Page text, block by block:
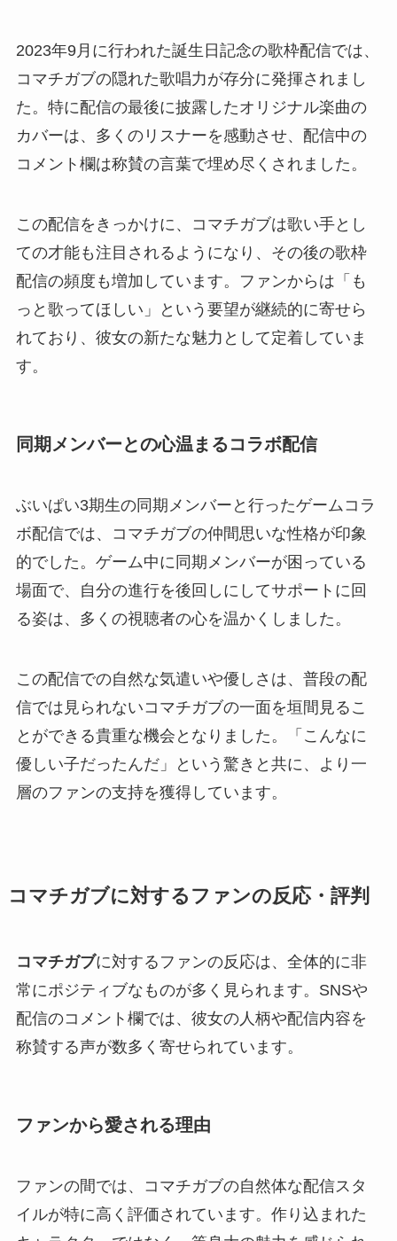
2023年9月に行われた誕生日記念の歌枠配信では、
コマチガブの隠れた歌唱力が存分に発揮されまし
た。特に配信の最後に披露したオリジナル楽曲の
カバーは、多くのリスナーを感動させ、配信中の
コメント欄は称賛の言葉で埋め尽くされました。
この配信をきっかけに、コマチガブは歌い手とし
ての才能も注目されるようになり、その後の歌枠
配信の頻度も増加しています。ファンからは「も
っと歌ってほしい」という要望が継続的に寄せら
れており、彼女の新たな魅力として定着していま
す。
同期メンバーとの心温まるコラボ配信
ぶいぱい3期生の同期メンバーと行ったゲームコラ
ボ配信では、コマチガブの仲間思いな性格が印象
的でした。ゲーム中に同期メンバーが困っている
場面で、自分の進行を後回しにしてサポートに回
る姿は、多くの視聴者の心を温かくしました。
この配信での自然な気遣いや優しさは、普段の配
信では見られないコマチガブの一面を垣間見るこ
とができる貴重な機会となりました。「こんなに
優しい子だったんだ」という驚きと共に、より一
層のファンの支持を獲得しています。
コマチガブに対するファンの反応・評判
コマチガブに対するファンの反応は、全体的に非
常にポジティブなものが多く見られます。SNSや
配信のコメント欄では、彼女の人柄や配信内容を
称賛する声が数多く寄せられています。
ファンから愛される理由
ファンの間では、コマチガブの自然体な配信スタ
イルが特に高く評価されています。作り込まれた